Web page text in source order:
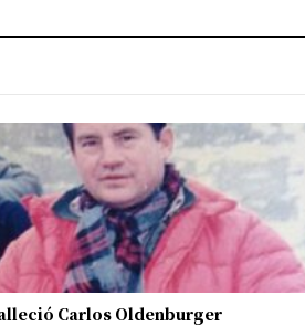
Carlos Oldenburger